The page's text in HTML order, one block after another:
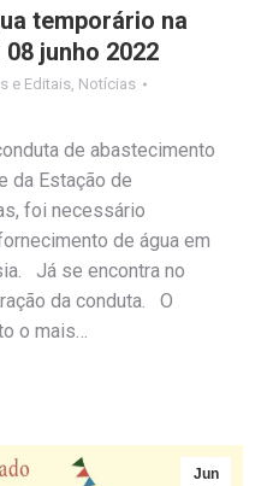
temporário na
junho 2022
e Editais Notícias
de abastecimento
da Estação de
foi necessário
de água em
Já se encontra no
da conduta. O
o mais…
Jun